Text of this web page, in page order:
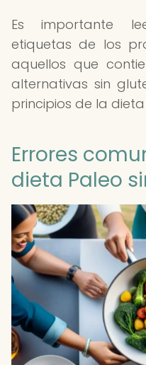
Es importante
etiquetas de los
aquellos que
alternativas sin
principios de la dieta
Errores
dieta Paleo